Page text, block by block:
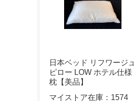
日本ベッド リフワージュ
ピロー LOW ホテル仕様
枕【美品】
マイストア在庫： 1574